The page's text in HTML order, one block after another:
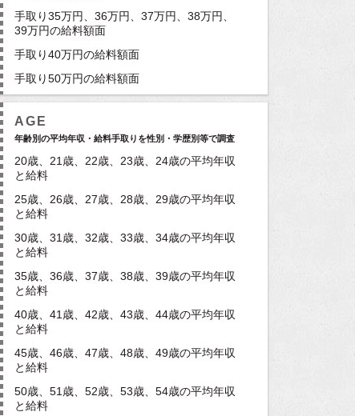
手取り35万円、36万円、37万円、38万円、
39万円の給料額面
手取り40万円の給料額面
手取り50万円の給料額面
AGE
年齢別の平均年収・給料手取りを性別・学歴別等で調査
20歳、21歳、22歳、23歳、24歳の平均年収
と給料
25歳、26歳、27歳、28歳、29歳の平均年収
と給料
30歳、31歳、32歳、33歳、34歳の平均年収
と給料
35歳、36歳、37歳、38歳、39歳の平均年収
と給料
40歳、41歳、42歳、43歳、44歳の平均年収
と給料
45歳、46歳、47歳、48歳、49歳の平均年収
と給料
50歳、51歳、52歳、53歳、54歳の平均年収
と給料